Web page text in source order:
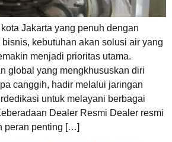
Jakarta yang penuh dengan
kebutuhan akan solusi air yang
menjadi prioritas utama.
global yang mengkhususkan diri
canggih, hadir melalui jaringan
untuk melayani berbagai
Dealer Resmi Dealer resmi
peran penting […]